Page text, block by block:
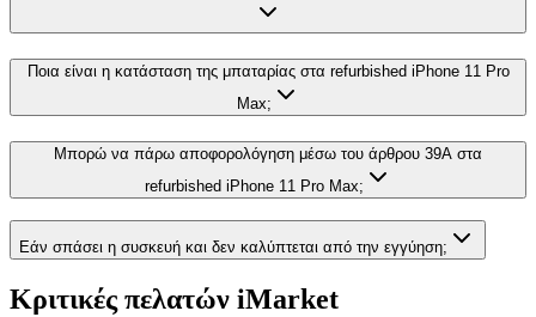
Ποια είναι η κατάσταση της μπαταρίας στα refurbished iPhone 11 Pro
Max;
Μπορώ να πάρω αποφορολόγηση μέσω του άρθρου 39Α στα
refurbished iPhone 11 Pro Max;
Εάν σπάσει η συσκευή και δεν καλύπτεται από την εγγύηση;
Κριτικές πελατών iMarket